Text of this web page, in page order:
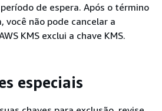
de espera. Após o término
você não pode cancelar a
KMS exclui a chave KMS.
especiais